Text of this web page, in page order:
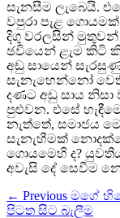
සැනසීම ලැබෙයි.
වපුරා පැළ
දිගු වරලසින් මුතුවන්
ඡවියෙන් ළැම කිටි
අඩු සායෙන්
සැනැහෙන්නෝ
දණට අඩු සාය
පුළුවන. එසේ
නැත්තේ, සමාජය
සැනැහීමක්
ගොයමෙහි ද?
අවැසි දේ සෙවීම
← Previous මගේ
පිටත සිට බැලීම